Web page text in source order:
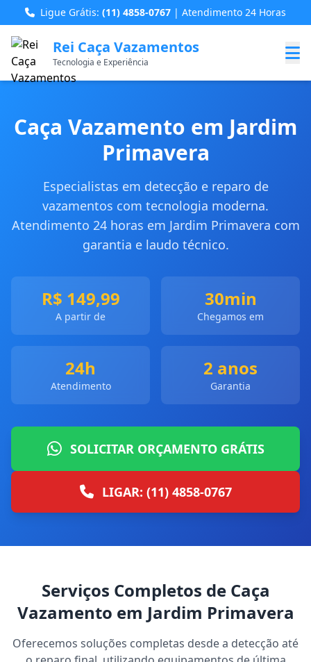
Ligue Grátis: (11) 4858-0767 | Atendimento 24 Horas
Rei Caça Vazamentos
Tecnologia e Experiência
Caça Vazamento em Jardim
Primavera
Especialistas em detecção e reparo de
vazamentos com tecnologia moderna.
Atendimento 24 horas em Jardim Primavera com
garantia e laudo técnico.
R$ 149,99
A partir de
30min
Chegamos em
24h
Atendimento
2 anos
Garantia
SOLICITAR ORÇAMENTO GRÁTIS
LIGAR: (11) 4858-0767
Serviços Completos de Caça
Vazamento em Jardim Primavera
Oferecemos soluções completas desde a detecção até